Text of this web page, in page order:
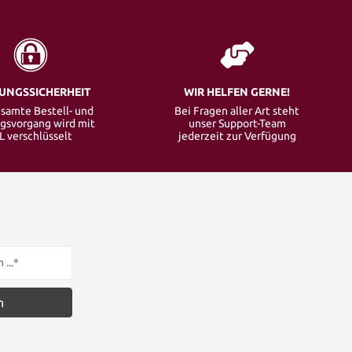
Bestell- und
wird mit
verschlüsselt
WIR HELFEN GERNE!
Bei Fragen aller Art steht
unser Support-Team
jederzeit zur Verfügung